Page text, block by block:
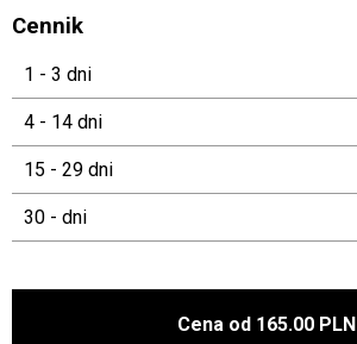
Cennik
1 - 3 dni
4 - 14 dni
15 - 29 dni
30 - dni
Cena od 165.00 PLN